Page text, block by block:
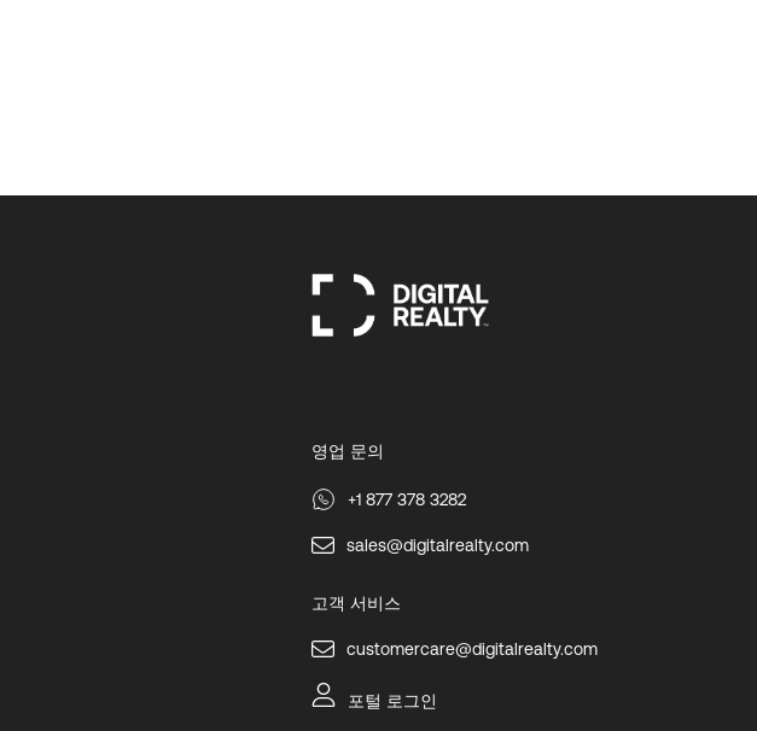
영업 문의
+1 877 378 3282
sales@digitalrealty.com
고객 서비스
customercare@digitalrealty.com
포털 로그인